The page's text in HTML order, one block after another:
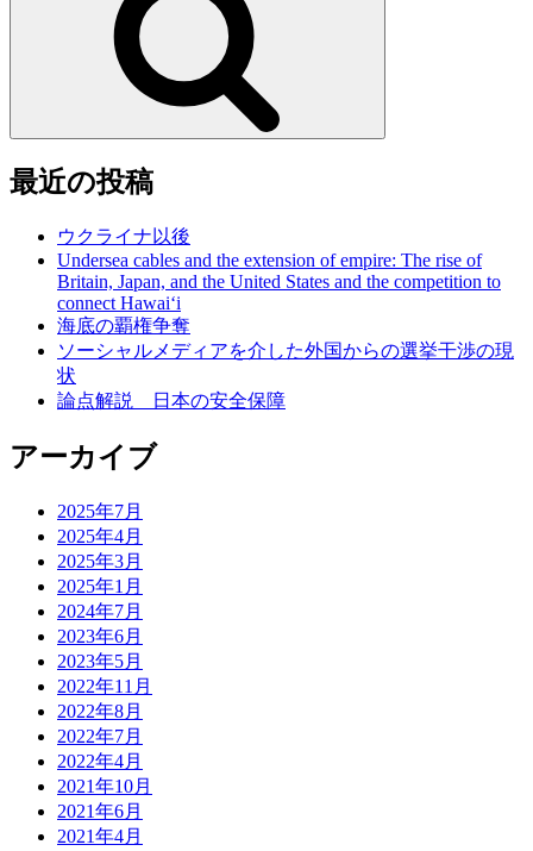
最近の投稿
ウクライナ以後
Undersea cables and the extension of empire: The rise of
Britain, Japan, and the United States and the competition to
connect Hawai‘i
海底の覇権争奪
ソーシャルメディアを介した外国からの選挙干渉の現
状
論点解説 日本の安全保障
アーカイブ
2025年7月
2025年4月
2025年3月
2025年1月
2024年7月
2023年6月
2023年5月
2022年11月
2022年8月
2022年7月
2022年4月
2021年10月
2021年6月
2021年4月